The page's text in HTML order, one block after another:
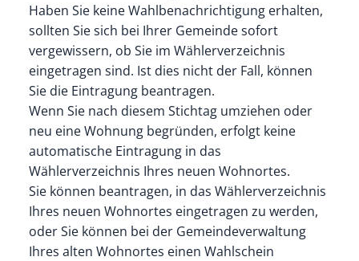
Haben Sie keine Wahlbenachrichtigung erhalten,
sollten Sie sich bei Ihrer Gemeinde sofort
vergewissern, ob Sie im Wählerverzeichnis
eingetragen sind. Ist dies nicht der Fall, können
Sie die Eintragung beantragen.
Wenn Sie nach diesem Stichtag umziehen oder
neu eine Wohnung begründen, erfolgt keine
automatische Eintragung in das
Wählerverzeichnis Ihres neuen Wohnortes.
Sie können beantragen, in das Wählerverzeichnis
Ihres neuen Wohnortes eingetragen zu werden,
oder Sie können bei der Gemeindeverwaltung
Ihres alten Wohnortes einen Wahlschein